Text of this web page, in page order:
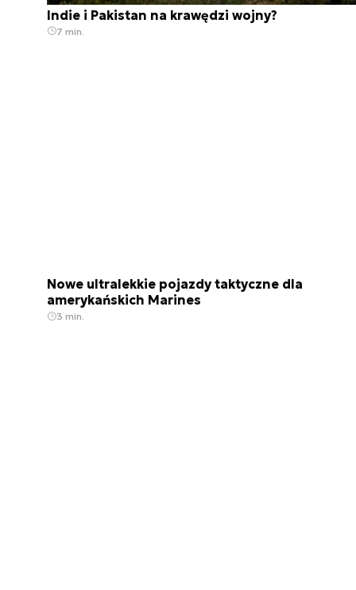
Indie i Pakistan na krawędzi wojny?
7 min.
Nowe ultralekkie pojazdy taktyczne dla
amerykańskich Marines
3 min.